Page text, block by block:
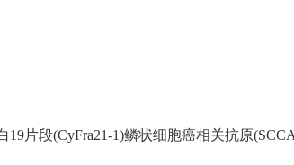
片段(CyFra21-1)鳞状细胞癌相关抗原